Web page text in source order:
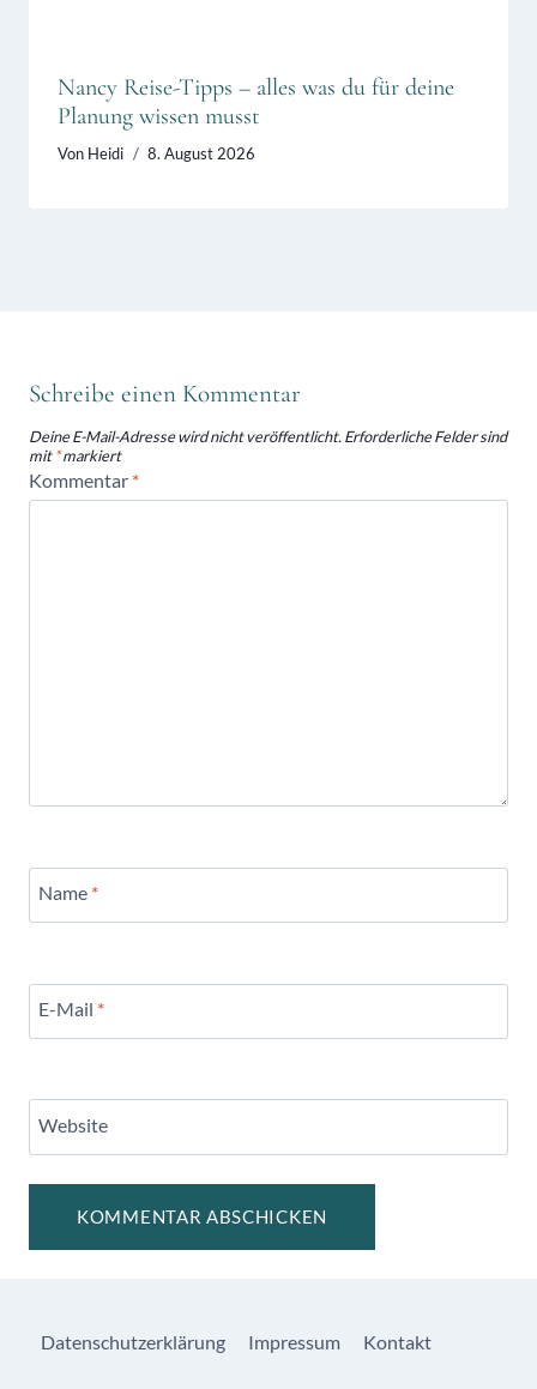
Nancy Reise-Tipps – alles was du für deine
Planung wissen musst
Von Heidi 8. August 2026
Schreibe einen Kommentar
Deine E-Mail-Adresse wird nicht veröffentlicht. Erforderliche Felder sind
mit*markiert
Kommentar *
Name *
E-Mail *
Website
Datenschutzerklärung Impressum Kontakt